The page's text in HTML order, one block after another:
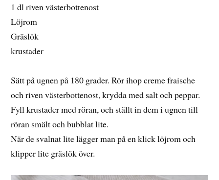
1 dl riven västerbottenost
Löjrom
Gräslök
krustader
Sätt på ugnen på 180 grader. Rör ihop creme fraische
och riven västerbottenost, krydda med salt och peppar.
Fyll krustader med röran, och ställt in dem i ugnen till
röran smält och bubblat lite.
När de svalnat lite lägger man på en klick löjrom och
klipper lite gräslök över.